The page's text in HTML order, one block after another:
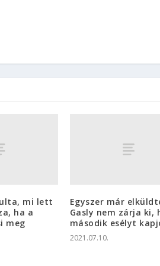
mi lett
ha a
meg
Egyszer már
Gasly nem zárja ki,
második esélyt
2021.07.10.